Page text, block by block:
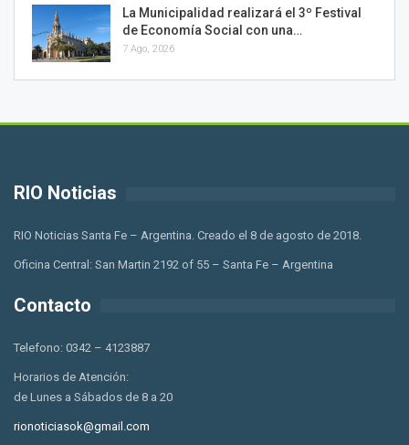
La Municipalidad realizará el 3º Festival
de Economía Social con una…
7 Ago, 2026
RIO Noticias
RIO Noticias Santa Fe – Argentina. Creado el 8 de agosto de 2018.
Oficina Central: San Martin 2192 of 55 – Santa Fe – Argentina
Contacto
Telefono: 0342 – 4123887
Horarios de Atención:
de Lunes a Sábados de 8 a 20
rionoticiasok@gmail.com